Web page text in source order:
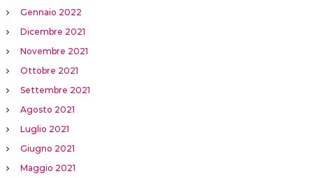
Gennaio 2022
Dicembre 2021
Novembre 2021
Ottobre 2021
Settembre 2021
Agosto 2021
Luglio 2021
Giugno 2021
Maggio 2021